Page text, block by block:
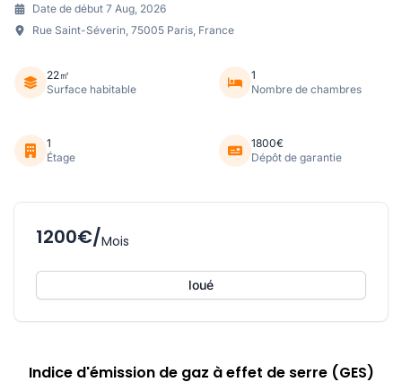
Date de début 7 Aug, 2026
Rue Saint-Séverin, 75005 Paris, France
22㎡
Surface habitable
1
Nombre de chambres
1
Étage
1800€
Dépôt de garantie
1200€/Mois
loué
Indice d'émission de gaz à effet de serre (GES)